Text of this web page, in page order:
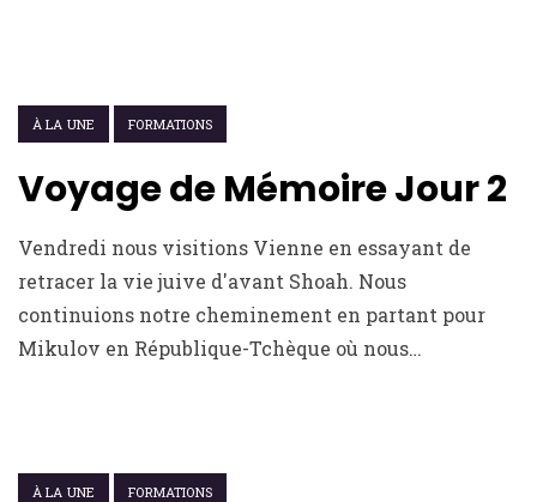
À LA UNE FORMATIONS
Voyage de Mémoire Jour 2
Vendredi nous visitions Vienne en essayant de
retracer la vie juive d'avant Shoah. Nous
continuions notre cheminement en partant pour
Mikulov en République-Tchèque où nous…
À LA UNE FORMATIONS